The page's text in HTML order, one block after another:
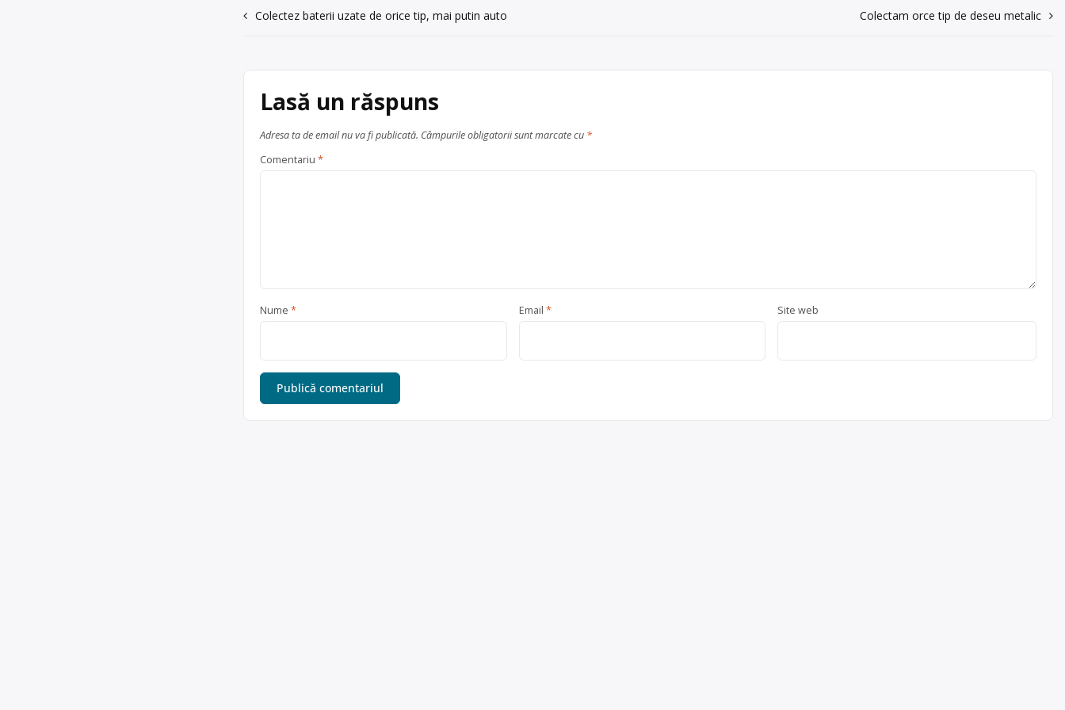
Navigare
Colectez baterii uzate de orice tip, mai putin auto Colectam orce tip de deseu metalic
Lasă un răspuns
Adresa ta de email nu va fi publicată. Câmpurile obligatorii sunt marcate cu *
Comentariu *
Nume * Email * Site web